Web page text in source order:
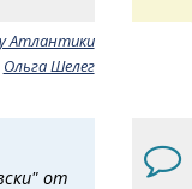
Атлантики
Ольга Шелег
от